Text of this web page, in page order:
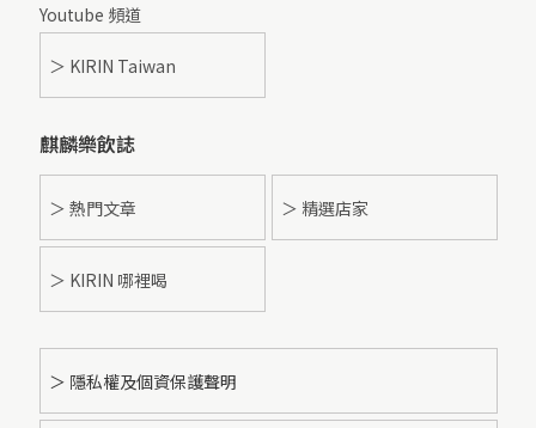
Youtube 頻道
＞ KIRIN Taiwan
麒麟樂飲誌
＞ 熱門文章 ＞ 精選店家
＞ KIRIN 哪裡喝
＞ 隱私權及個資保護聲明